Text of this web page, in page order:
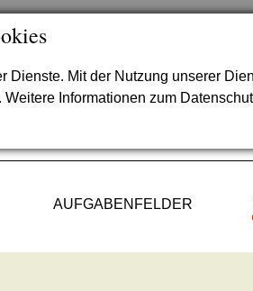
Dienste. Mit der Nutzung unserer
Informationen zum
AUFGABENFELDER